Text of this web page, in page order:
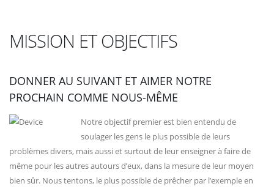
MISSION ET OBJECTIFS
DONNER AU SUIVANT ET AIMER NOTRE
PROCHAIN COMME NOUS-MÊME
Notre objectif premier est bien entendu de
soulager les gens le plus possible de leurs
problèmes divers, mais aussi et surtout de leur enseigner à faire de
même pour les autres autours d’eux, dans la mesure de leur moyen
bien sûr. Nous tentons, le plus possible de prêcher par l’exemple en